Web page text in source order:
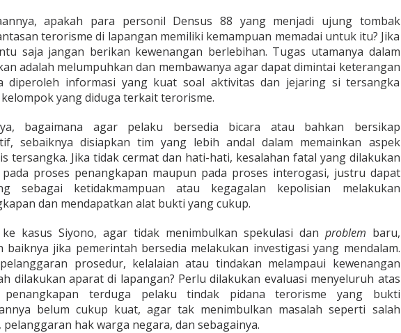
apakah para personil Densus 88 yang menjadi ujung tombak
terorisme di lapangan memiliki kemampuan memadai untuk itu? Jika
saja jangan berikan kewenangan berlebihan. Tugas utamanya dalam
adalah melumpuhkan dan membawanya agar dapat dimintai keterangan
diperoleh informasi yang kuat soal aktivitas dan jejaring si tersangka
yang diduga terkait terorisme.
bagaimana agar pelaku bersedia bicara atau bahkan bersikap
sebaiknya disiapkan tim yang lebih andal dalam memainkan aspek
tersangka. Jika tidak cermat dan hati-hati, kesalahan fatal yang dilakukan
proses penangkapan maupun pada proses interogasi, justru dapat
sebagai ketidakmampuan atau kegagalan kepolisian melakukan
dan mendapatkan alat bukti yang cukup.
ke kasus Siyono, agar tidak menimbulkan spekulasi dan problem baru,
baiknya jika pemerintah bersedia melakukan investigasi yang mendalam.
prosedur, kelalaian atau tindakan melampaui kewenangan
dilakukan aparat di lapangan? Perlu dilakukan evaluasi menyeluruh atas
penangkapan terduga pelaku tindak pidana terorisme yang bukti
belum cukup kuat, agar tak menimbulkan masalah seperti salah
hak warga negara, dan sebagainya.